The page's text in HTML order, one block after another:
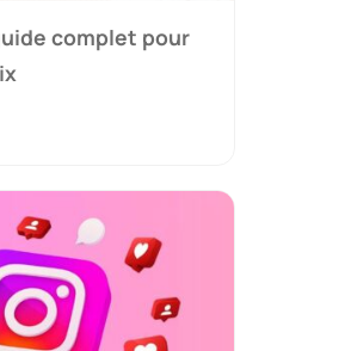
complet pour